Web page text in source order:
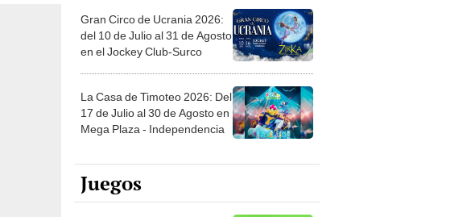
Gran Circo de Ucrania 2026:
del 10 de Julio al 31 de Agosto
en el Jockey Club-Surco
La Casa de Timoteo 2026: Del
17 de Julio al 30 de Agosto en
Mega Plaza - Independencia
Juegos